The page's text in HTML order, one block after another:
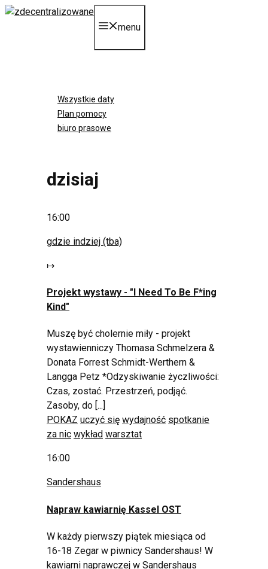
Przejdź
menu
Wszystkie daty
Plan pomocy
biuro prasowe
dzisiaj
16:00
gdzie indziej (tba)
↦
Projekt wystawy - "I Need To Be F*ing
Kind"
Muszę być cholernie miły - projekt
wystawienniczy Thomasa Schmelzera &
Donata Forrest Schmidt-Werthern &
Langga Petz *Odzyskiwanie życzliwości:
Czas, zostać. Przestrzeń, podjąć.
Zasoby, do [...]
POKAZ uczyć się wydajność spotkanie
za nic wykład warsztat
16:00
Sandershaus
Napraw kawiarnię Kassel OST
W każdy pierwszy piątek miesiąca od
16-18 Zegar w piwnicy Sandershaus! W
kawiarni naprawczej w Sandershaus